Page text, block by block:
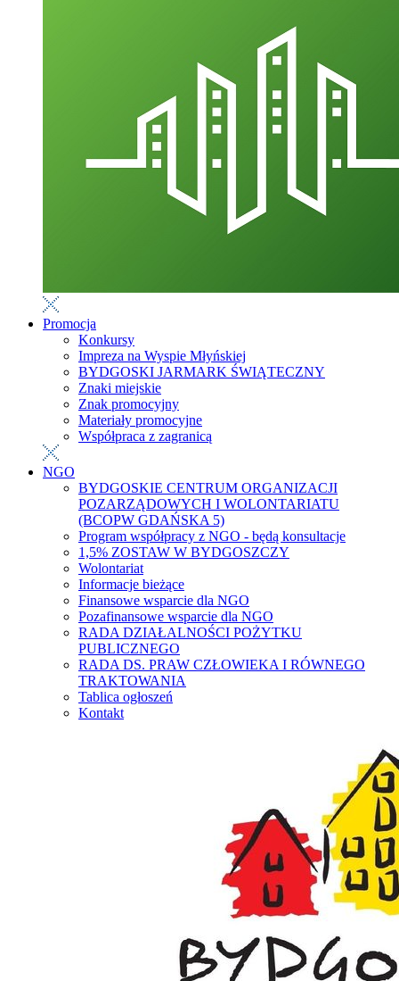
Promocja
Konkursy
Impreza na Wyspie Młyńskiej
BYDGOSKI JARMARK ŚWIĄTECZNY
Znaki miejskie
Znak promocyjny
Materiały promocyjne
Współpraca z zagranicą
NGO
BYDGOSKIE CENTRUM ORGANIZACJI
POZARZĄDOWYCH I WOLONTARIATU
(BCOPW GDAŃSKA 5)
Program współpracy z NGO - będą konsultacje
1,5% ZOSTAW W BYDGOSZCZY
Wolontariat
Informacje bieżące
Finansowe wsparcie dla NGO
Pozafinansowe wsparcie dla NGO
RADA DZIAŁALNOŚCI POŻYTKU
PUBLICZNEGO
RADA DS. PRAW CZŁOWIEKA I RÓWNEGO
TRAKTOWANIA
Tablica ogłoszeń
Kontakt